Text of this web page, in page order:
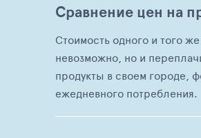
Сравнение цен на
Стоимость одного и того
невозможно, но и
продукты в своем городе,
ежедневного потребления.